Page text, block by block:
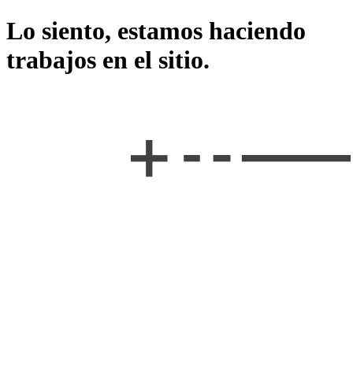
Lo siento, estamos haciendo
trabajos en el sitio.